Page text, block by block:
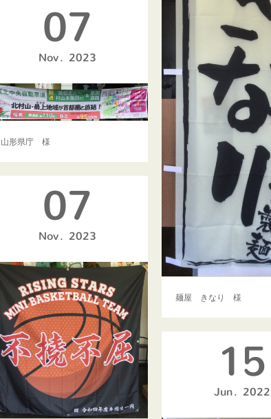
麺屋 きなり 様
07
Nov 2023
山形県庁 様
07
Nov 2023
15
Jun 2022